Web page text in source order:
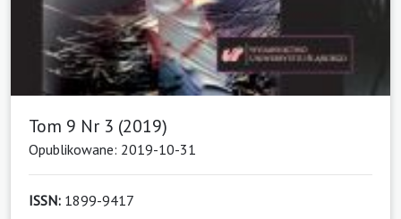
Tom 9 Nr 3 (2019)
Opublikowane: 2019-10-31
ISSN: 1899-9417